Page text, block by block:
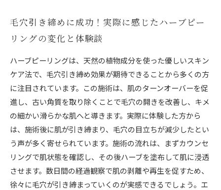
毛穴引き締めに成功！実際に感じたハーブピー
リングの変化と体験談
ハーブピーリングは、天然の植物成分を使った優しいスキン
ケア法で、毛穴引き締め効果が期待できることから多くの方
に注目されています。この施術は、肌のターンオーバーを促
進し、古い角質を取り除くことで毛穴の開きを改善し、キメ
の細かい滑らかな肌へと導きます。実際に体験した方から
は、施術後に肌が引き締まり、毛穴の目立ちが減少したとい
う声が多く寄せられています。施術の流れは、まずカウンセ
リングで肌状態を確認し、その後ハーブを塗布して肌に浸透
させます。数日間の経過観察で肌の剥離や再生を促すため、
徐々に毛穴が引き締まっていくのが実感できるでしょう。エ